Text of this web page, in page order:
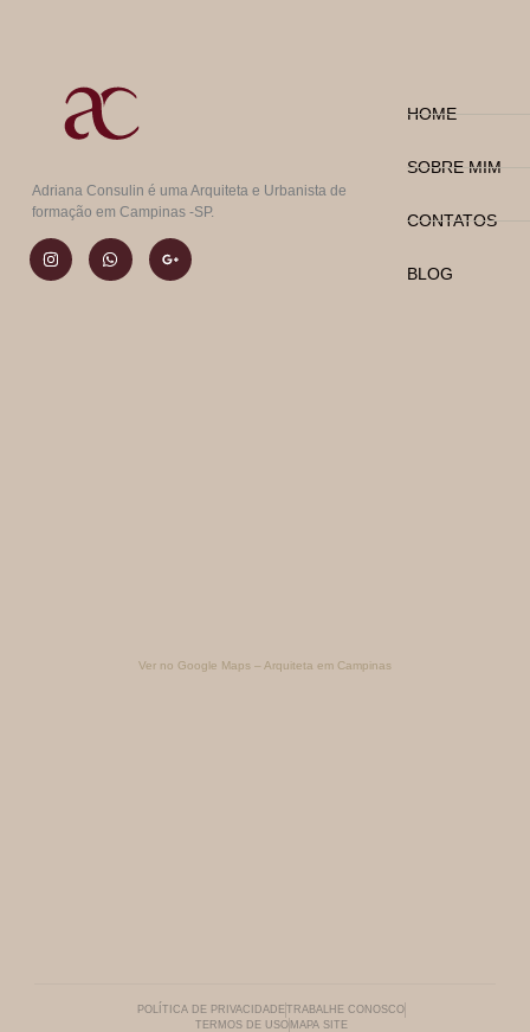
Adriana Consulin é uma Arquiteta e Urbanista de
formação em Campinas -SP.
HOME
SOBRE MIM
CONTATOS
BLOG
Ver no Google Maps – Arquiteta em Campinas
POLÍTICA DE PRIVACIDADE TRABALHE CONOSCO
TERMOS DE USO MAPA SITE